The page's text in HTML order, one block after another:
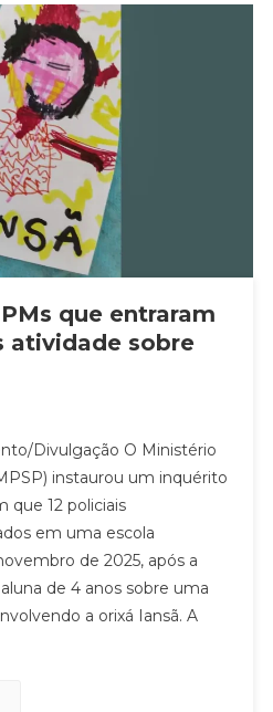
que entraram
atividade sobre
Divulgação O Ministério
instaurou um inquérito
que 12 policiais
em uma escola
de 2025, após a
de 4 anos sobre uma
a orixá Iansã. A